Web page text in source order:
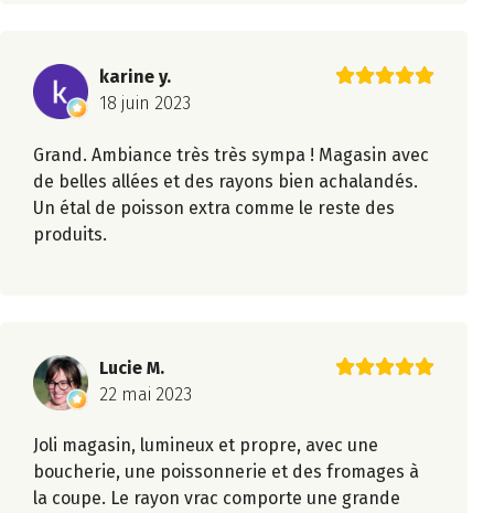
karine y.
18 juin 2023
Grand. Ambiance très très sympa ! Magasin avec
de belles allées et des rayons bien achalandés.
Un étal de poisson extra comme le reste des
produits.
Lucie M.
22 mai 2023
Joli magasin, lumineux et propre, avec une
boucherie, une poissonnerie et des fromages à
la coupe. Le rayon vrac comporte une grande